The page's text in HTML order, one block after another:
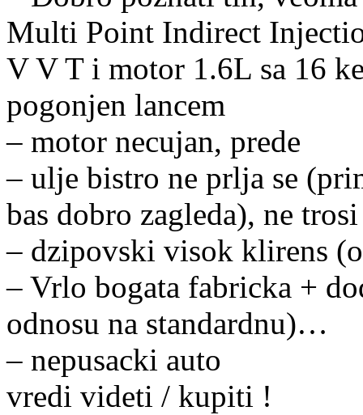
Multi Point Indirect
V V T i motor 1.6L sa 16
pogonjen lancem
– motor necujan, prede
– ulje bistro ne prlja se
bas dobro zagleda), ne
– dzipovski visok klirens
– Vrlo bogata fabricka +
odnosu na standardnu)…
– nepusacki auto
vredi videti / kupiti !